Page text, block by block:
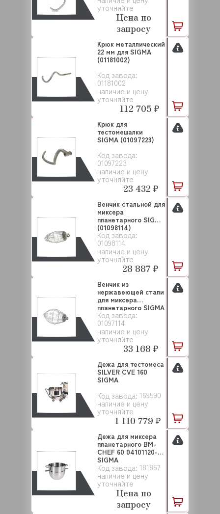
уточняйте
Цена по
запросу
Код завода:
01181002
наличие и цену
уточняйте
Крюк металлический
22 мм для SIGMA
(01181002)
112 705 ₽
Код завода:
01097223
наличие и цену
уточняйте
Крюк для
тестомешалки
SIGMA (01097223)
23 432 ₽
Код завода:
01098114
наличие и цену
уточняйте
Венчик стальной для
миксера
планетарного SIGMA
(01098114)
28 887 ₽
Код завода:
01097114
наличие и цену
уточняйте
Венчик из
нержавеющей стали
для миксера
планетарного SIGMA
(01097...
33 168 ₽
Код завода: 169590
наличие и цену
уточняйте
Дежа для тестомеса
SILVER CVE 160
SIGMA
1 110 779 ₽
Код завода: 181867
наличие и цену
уточняйте
Дежа для миксера
планетарного BM-
CHEF 60 04101120-1
SIGMA
Цена по
запросу